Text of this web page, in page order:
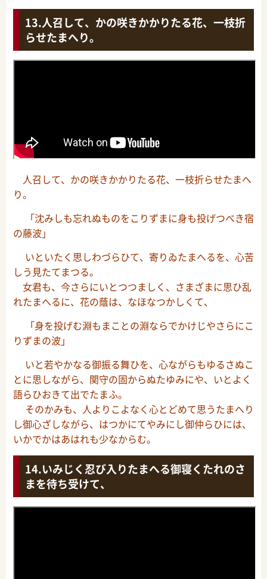
人召して、かの咲きかかりたる花、一枝折
らせたまへり。
人召して、かの咲きかかりたる花、一枝折らせたまへ
り。
「沈みしも忘れぬものをこりずまに身も投げつべき宿
の藤波」
いといたく思しわづらひて、寄りゐたまへるを、心苦
しう見たてまつる。
女君も、今さらにいとつつましく、さまざまに思ひ乱
れたまへるに、花の蔭は、なほなつかしくて、
「身を投げむ淵もまことの淵ならでかけじやさらにこ
りずまの波」
いと若やかなる御振る舞ひを、心ながらもゆるさぬこ
とに思しながら、関守の固からぬたゆみにや、いとよく
語らひおきて出でたまふ。
そのかみも、人よりこよなく心とどめて思うたまへり
し御心ざしながら、はつかにてやみにし御仲らひには、
いかでかはあはれも少なからむ。
いみじく忍び入りたまへる御寝くたれのさ
まを待ち受けて、